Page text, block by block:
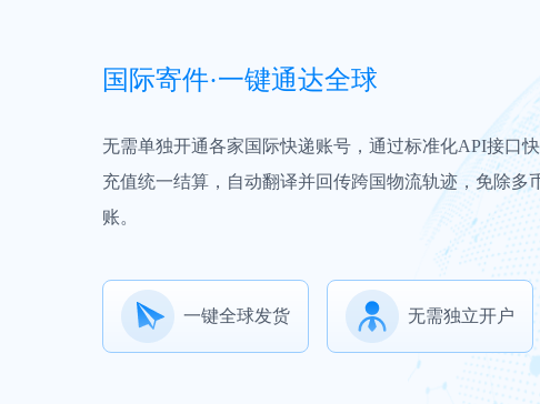
国际寄件·一键通达全球
无需单独开通各家国际快递账号，通过标准化API接口
充值统一结算，自动翻译并回传跨国物流轨迹，免除多
账。
一键全球发货 无需独立开户